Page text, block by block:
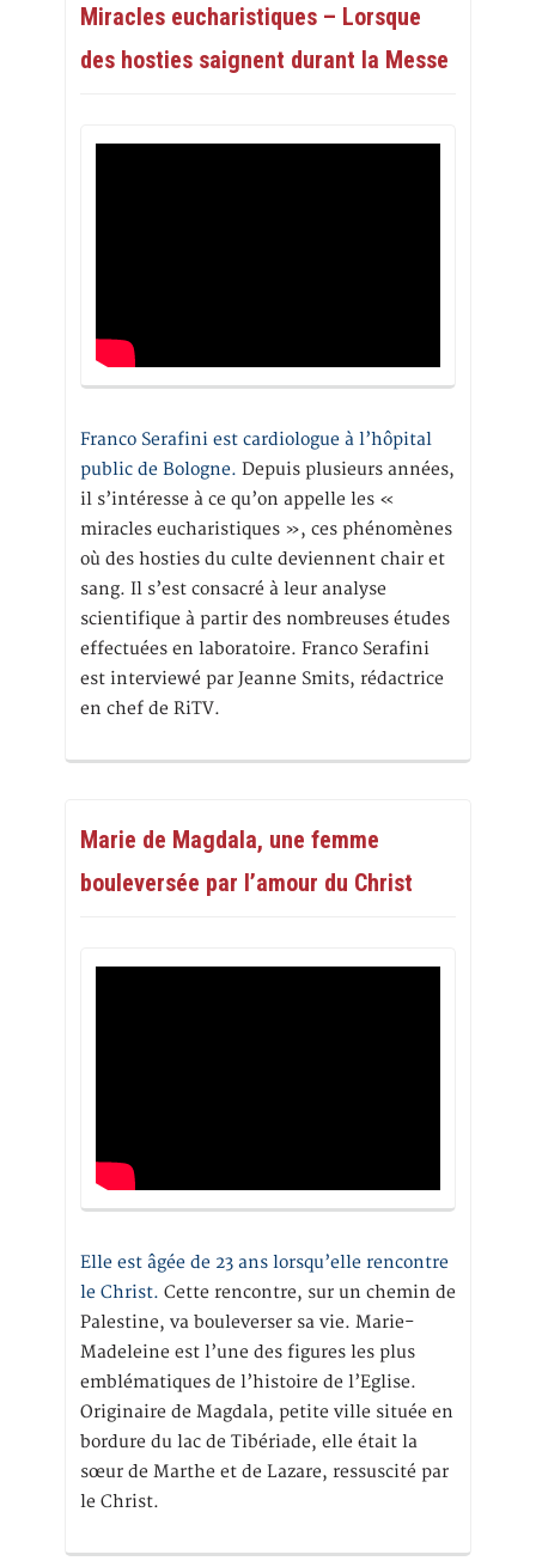
Miracles eucharistiques – Lorsque
des hosties saignent durant la Messe
Franco Serafini est cardiologue à l’hôpital
public de Bologne. Depuis plusieurs années,
il s’intéresse à ce qu’on appelle les «
miracles eucharistiques », ces phénomènes
où des hosties du culte deviennent chair et
sang. Il s’est consacré à leur analyse
scientifique à partir des nombreuses études
effectuées en laboratoire. Franco Serafini
est interviewé par Jeanne Smits, rédactrice
en chef de RiTV.
Marie de Magdala, une femme
bouleversée par l’amour du Christ
Elle est âgée de 23 ans lorsqu’elle rencontre
le Christ. Cette rencontre, sur un chemin de
Palestine, va bouleverser sa vie. Marie-
Madeleine est l’une des figures les plus
emblématiques de l’histoire de l’Eglise.
Originaire de Magdala, petite ville située en
bordure du lac de Tibériade, elle était la
sœur de Marthe et de Lazare, ressuscité par
le Christ.